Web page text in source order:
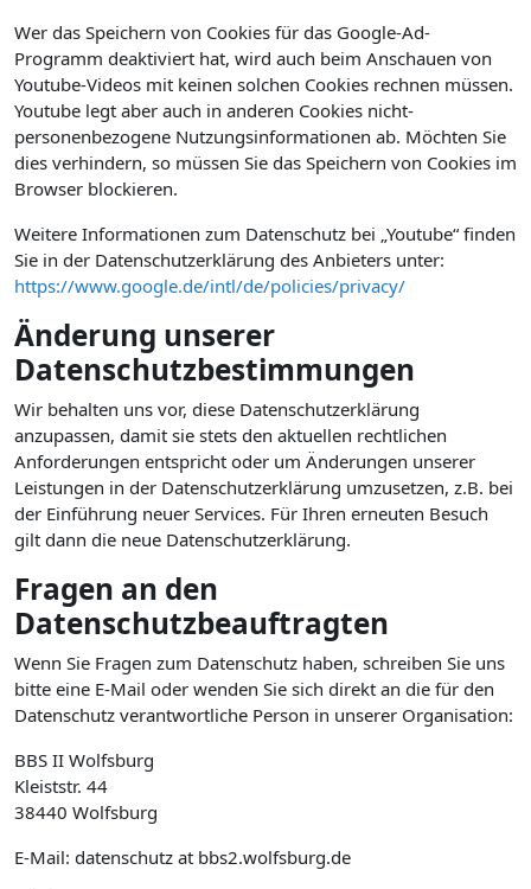
Wer das Speichern von Cookies für das Google-Ad-
Programm deaktiviert hat, wird auch beim Anschauen von
Youtube-Videos mit keinen solchen Cookies rechnen müssen.
Youtube legt aber auch in anderen Cookies nicht-
personenbezogene Nutzungsinformationen ab. Möchten Sie
dies verhindern, so müssen Sie das Speichern von Cookies im
Browser blockieren.
Weitere Informationen zum Datenschutz bei „Youtube“ finden
Sie in der Datenschutzerklärung des Anbieters unter:
https://www.google.de/intl/de/policies/privacy/
Änderung unserer
Datenschutzbestimmungen
Wir behalten uns vor, diese Datenschutzerklärung
anzupassen, damit sie stets den aktuellen rechtlichen
Anforderungen entspricht oder um Änderungen unserer
Leistungen in der Datenschutzerklärung umzusetzen, z.B. bei
der Einführung neuer Services. Für Ihren erneuten Besuch
gilt dann die neue Datenschutzerklärung.
Fragen an den
Datenschutzbeauftragten
Wenn Sie Fragen zum Datenschutz haben, schreiben Sie uns
bitte eine E-Mail oder wenden Sie sich direkt an die für den
Datenschutz verantwortliche Person in unserer Organisation:
BBS II Wolfsburg
Kleiststr. 44
38440 Wolfsburg
E-Mail: datenschutz at bbs2.wolfsburg.de